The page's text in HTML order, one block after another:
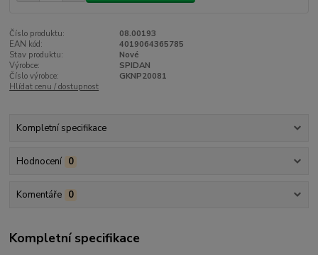
Číslo produktu:
08.00193
EAN kód:
4019064365785
Stav produktu:
Nové
Výrobce:
SPIDAN
Číslo výrobce:
GKNP20081
Hlídat cenu / dostupnost
Kompletní specifikace
Hodnocení 0
Komentáře 0
Kompletní specifikace